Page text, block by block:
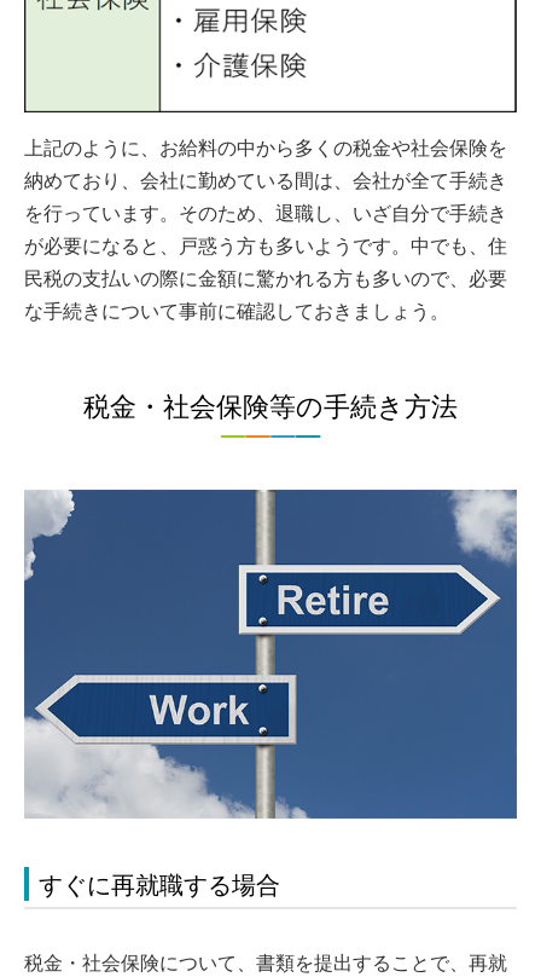
上記のように、お給料の中から多くの税金や社会保険を
納めており、会社に勤めている間は、会社が全て手続き
を行っています。そのため、退職し、いざ自分で手続き
が必要になると、戸惑う方も多いようです。中でも、住
民税の支払いの際に金額に驚かれる方も多いので、必要
な手続きについて事前に確認しておきましょう。
税金・社会保険等の手続き方法
すぐに再就職する場合
税金・社会保険について、書類を提出することで、再就